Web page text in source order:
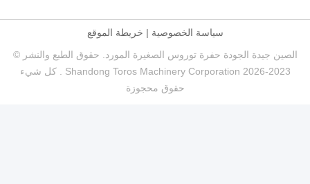
سياسة الخصوصية|خريطة الموقع
الصين جيدة الجودة حفرة توروس الصغيرة المورد. حقوق الطبع والنشر ©
2023-2026 Shandong Toros Machinery Corporation . كل شيء
حقوق محجوزة